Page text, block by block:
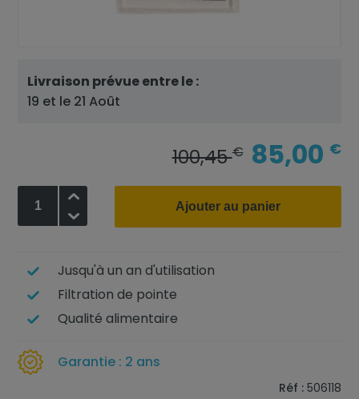
Livraison prévue entre le :
19 et le 21 Août
100,45€ 85,00 €
Ajouter au panier
Jusqu'à un an d'utilisation
Filtration de pointe
Qualité alimentaire
Garantie : 2 ans
Réf : 506118